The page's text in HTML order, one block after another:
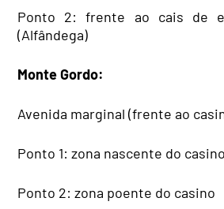
Ponto 2: frente ao cais de
(Alfândega)
Monte Gordo:
Avenida marginal (frente ao
Ponto 1: zona nascente do casino
Ponto 2: zona poente do casino